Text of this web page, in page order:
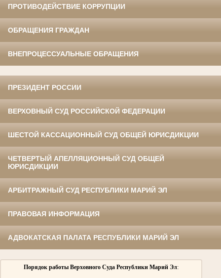
ПРОТИВОДЕЙСТВИЕ КОРРУПЦИИ
ОБРАЩЕНИЯ ГРАЖДАН
ВНЕПРОЦЕССУАЛЬНЫЕ ОБРАЩЕНИЯ
ПРЕЗИДЕНТ РОССИИ
ВЕРХОВНЫЙ СУД РОССИЙСКОЙ ФЕДЕРАЦИИ
ШЕСТОЙ КАССАЦИОННЫЙ СУД ОБЩЕЙ ЮРИСДИКЦИИ
ЧЕТВЕРТЫЙ АПЕЛЛЯЦИОННЫЙ СУД ОБЩЕЙ
ЮРИСДИКЦИИ
АРБИТРАЖНЫЙ СУД РЕСПУБЛИКИ МАРИЙ ЭЛ
ПРАВОВАЯ ИНФОРМАЦИЯ
АДВОКАТСКАЯ ПАЛАТА РЕСПУБЛИКИ МАРИЙ ЭЛ
Порядок работы Верховного Суда Республики Марий Эл: